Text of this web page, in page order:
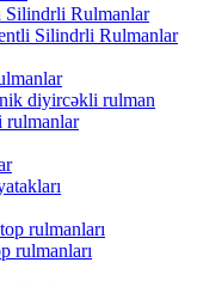
Silindrli Rulmanlar
Silindrli Rulmanlar
diyircəkli rulman
rulmanlar
rulmanları
rulmanları